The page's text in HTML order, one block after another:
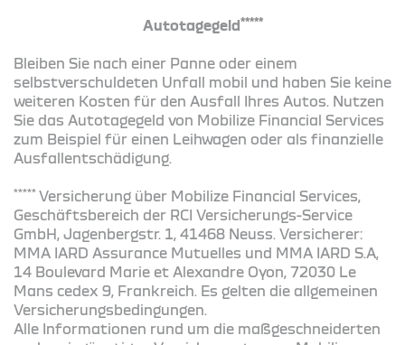
Autotagegeld*****
Bleiben Sie nach einer Panne oder einem
selbstverschuldeten Unfall mobil und haben Sie keine
weiteren Kosten für den Ausfall Ihres Autos. Nutzen
Sie das Autotagegeld von Mobilize Financial Services
zum Beispiel für einen Leihwagen oder als finanzielle
Ausfallentschädigung.
***** Versicherung über Mobilize Financial Services,
Geschäftsbereich der RCI Versicherungs-Service
GmbH, Jagenbergstr. 1, 41468 Neuss. Versicherer:
MMA IARD Assurance Mutuelles und MMA IARD S.A,
14 Boulevard Marie et Alexandre Oyon, 72030 Le
Mans cedex 9, Frankreich. Es gelten die allgemeinen
Versicherungsbedingungen.
Alle Informationen rund um die maßgeschneiderten